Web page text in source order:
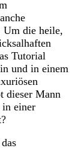
Um die heile,
Tutorial
und in einem
dieser Mann
in einer